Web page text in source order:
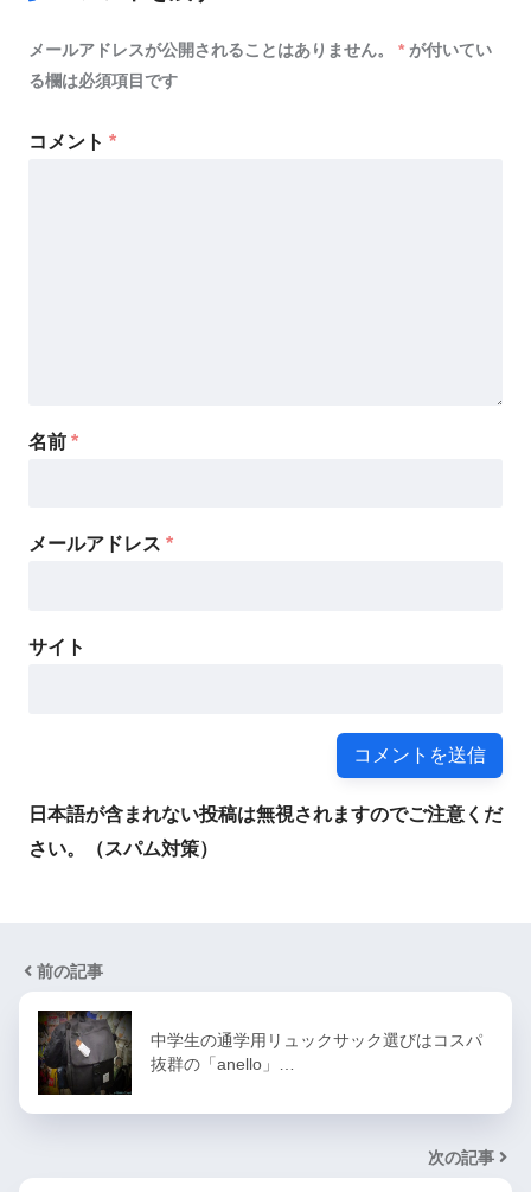
メールアドレスが公開されることはありません。 * が付いてい
る欄は必須項目です
コメント *
名前 *
メールアドレス *
サイト
日本語が含まれない投稿は無視されますのでご注意くだ
さい。（スパム対策）
前の記事
中学生の通学用リュックサック選びはコスパ
抜群の「anello」…
次の記事